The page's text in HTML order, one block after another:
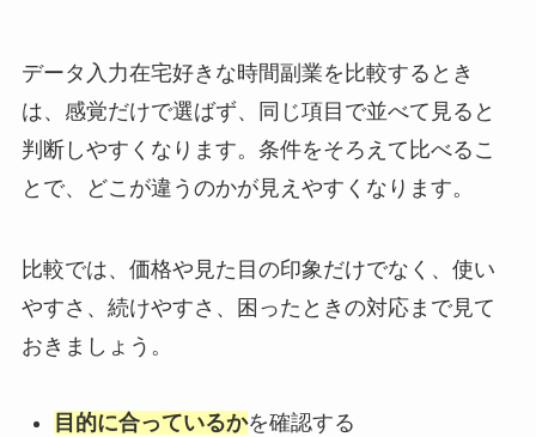
データ入力在宅好きな時間副業を比較するとき
は、感覚だけで選ばず、同じ項目で並べて見ると
判断しやすくなります。条件をそろえて比べるこ
とで、どこが違うのかが見えやすくなります。
比較では、価格や見た目の印象だけでなく、使い
やすさ、続けやすさ、困ったときの対応まで見て
おきましょう。
目的に合っているかを確認する